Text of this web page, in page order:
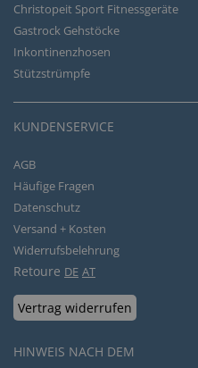
Christopeit Sport Fitnessgeräte
Gastrock Gehstöcke
Inkontinenzhosen
Stützstrümpfe
KUNDENSERVICE
AGB
Häufige Fragen
Datenschutz
Versand + Kosten
Widerrufsbelehrung
Retoure DE AT
Vertrag widerrufen
HINWEIS NACH DEM